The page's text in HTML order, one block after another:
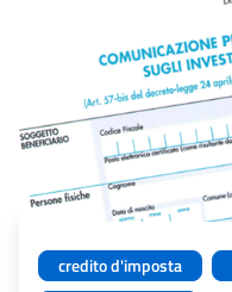
credito d'imposta